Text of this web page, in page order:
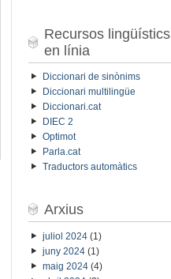
Recursos lingüístics
en línia
Diccionari de sinònims
Diccionari multilingüe
Diccionari.cat
DIEC 2
Optimot
Parla.cat
Traductors automàtics
Arxius
juliol 2024(1)
juny 2024(1)
maig 2024(4)